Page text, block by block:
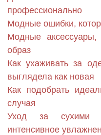
профессионально
Модные ошибки,
Модные
образ
Как ухаживать за
выглядела как новая
Как подобрать
случая
Уход за сухими
интенсивное